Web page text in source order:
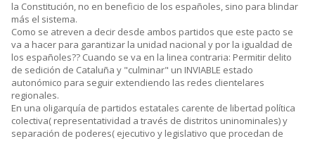
la Constitución, no en beneficio de los españoles, sino para blindar
más el sistema.
Como se atreven a decir desde ambos partidos que este pacto se
va a hacer para garantizar la unidad nacional y por la igualdad de
los españoles?? Cuando se va en la linea contraria: Permitir delito
de sedición de Cataluña y "culminar" un INVIABLE estado
autonómico para seguir extendiendo las redes clientelares
regionales.
En una oligarquía de partidos estatales carente de libertad política
colectiva( representatividad a través de distritos uninominales) y
separación de poderes( ejecutivo y legislativo que procedan de